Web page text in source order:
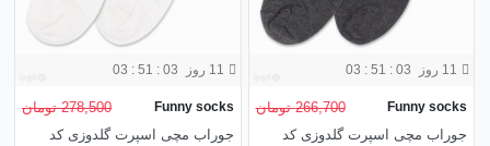
11 روز 03 : 51 : 01
Funny socks
266,700 تومان
جوراب مچی اسپرت گلدوزی کد
11 روز 03 : 51 : 01
Funny socks
278,500 تومان
جوراب مچی اسپرت گلدوزی کد